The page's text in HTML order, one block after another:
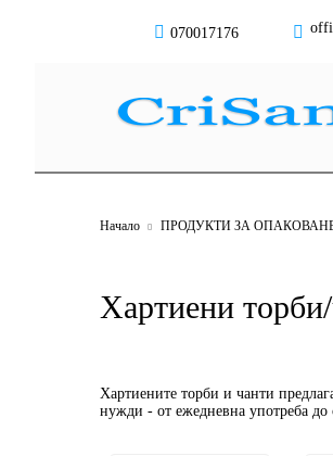
070017176
Начало ПРОДУКТИ ЗА
Хартиени
Хартиените торби и чанти
нужди - от ежедневна употреба